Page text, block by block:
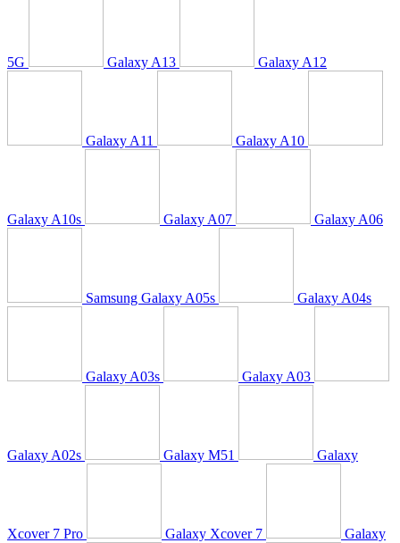
5G Galaxy A13 Galaxy A12
Galaxy A11 Galaxy A10
Galaxy A10s Galaxy A07 Galaxy A06
Samsung Galaxy A05s Galaxy A04s
Galaxy A03s Galaxy A03
Galaxy A02s Galaxy M51 Galaxy
Xcover 7 Pro Galaxy Xcover 7 Galaxy